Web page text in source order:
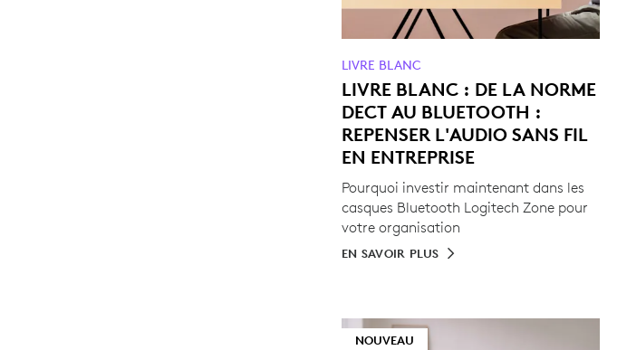
LIVRE BLANC
LIVRE BLANC : DE LA NORME
DECT AU BLUETOOTH :
REPENSER L'AUDIO SANS FIL
EN ENTREPRISE
Pourquoi investir maintenant dans les
casques Bluetooth Logitech Zone pour
votre organisation
EN SAVOIR PLUS
NOUVEAU